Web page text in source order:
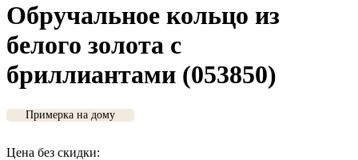
Обручальное кольцо из
белого золота с
бриллиантами (053850)
Примерка на дому
Цена без скидки: